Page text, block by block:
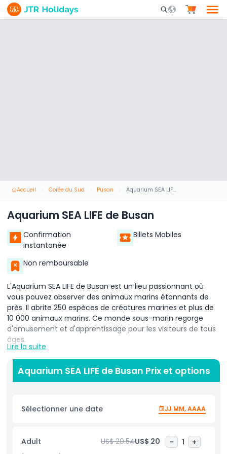
Mobile Search
Accueil Corée du Sud Pusan Aquarium SEA LIFE de Busan
Aquarium SEA LIFE de Busan
Confirmation
instantanée
Billets Mobiles
Non remboursable
L'Aquarium SEA LIFE de Busan est un lieu passionnant où
vous pouvez observer des animaux marins étonnants de
près. Il abrite 250 espèces de créatures marines et plus de
10 000 animaux marins. Ce monde sous-marin regorge
d'amusement et d'apprentissage pour les visiteurs de tous
âges.
Parcourez un long tunnel en verre et regardez les requins
nager tout autour de vous. Admirez des poissons colorés,
des méduses et des hippocampes dans des bassins
apprenez comment protéger les animaux océaniques. La
montrer la beauté des grands fonds marins de manière
magique.
Lire la suite
Aquarium SEA LIFE de Busan Prix et options
Sélectionner une date JJ MM, AAAA
Adult US$ 20.54US$ 20 - 1 +